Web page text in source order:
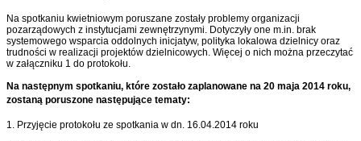
Na spotkaniu kwietniowym poruszane zostały problemy organizacji
pozarządowych z instytucjami zewnętrzynymi. Dotyczyły one m.in. brak
systemowego wsparcia oddolnych inicjatyw, polityka lokalowa dzielnicy oraz
trudności w realizacji projektów dzielnicowych. Więcej o nich można przeczytać
w załączniku 1 do protokołu.
Na następnym spotkaniu, które zostało zaplanowane na 20 maja 2014 roku,
zostaną poruszone następujące tematy:
1. Przyjęcie protokołu ze spotkania w dn. 16.04.2014 roku